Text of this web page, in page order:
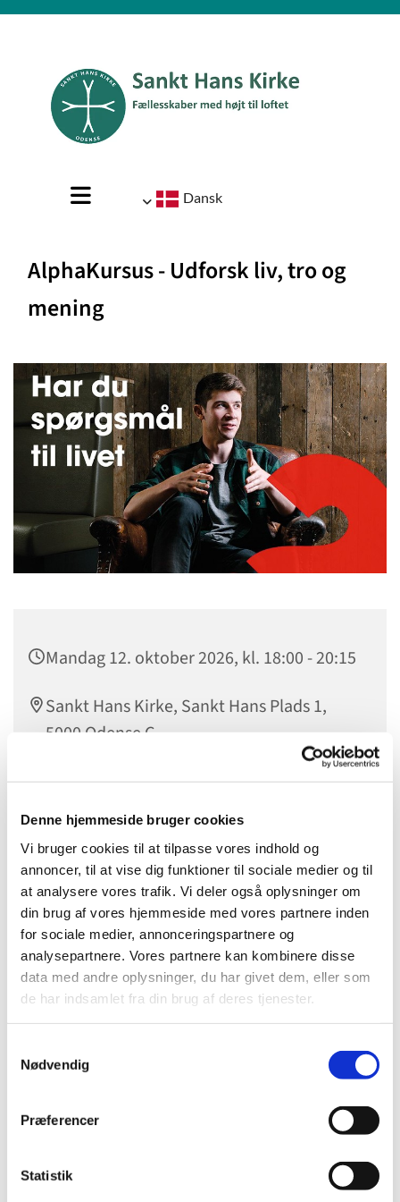
Denne hjemmeside bruger cookies
Vi bruger cookies til at tilpasse vores indhold og
annoncer, til at vise dig funktioner til sociale medier og til
at analysere vores trafik. Vi deler også oplysninger om
din brug af vores hjemmeside med vores partnere inden
for sociale medier, annonceringspartnere og
analysepartnere. Vores partnere kan kombinere disse
data med andre oplysninger, du har givet dem, eller som
de har indsamlet fra din brug af deres tjenester.
Nødvendig
Præferencer
Statistik
Dansk
AlphaKursus - Udforsk liv, tro og
mening
Mandag 12. oktober 2026, kl. 18:00 - 20:15
Sankt Hans Kirke, Sankt Hans Plads 1,
5000 Odense C
Dagens program: "Hvordan kan jeg tro?"
Alpha er et kursus over 10 uger, hvor der er et rum, hvor
du kan komme og diskutere livets store spørgsmål.
Yderligere oplysninger ved Morten Legarth, telefon 28 91
22 65 eller e-mail: mortensdagpleje@gmail.com - eller læs
mere ved at klikke påHER
Dagens tema: Hvordan kan jeg tro?
Aftenerne starte med fællesspisning -